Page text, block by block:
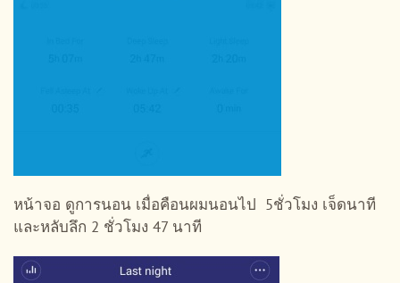
หน้าจอ ดูการนอน เมื่อคือนผมนอนไป 5ชั่วโมง เจ็ดนาที
และหลับลึก 2 ชั่วโมง 47 นาที